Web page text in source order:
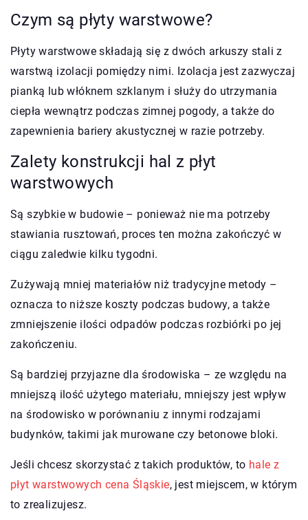
Czym są płyty warstwowe?
Płyty warstwowe składają się z dwóch arkuszy stali z
warstwą izolacji pomiędzy nimi. Izolacja jest zazwyczaj
pianką lub włóknem szklanym i służy do utrzymania
ciepła wewnątrz podczas zimnej pogody, a także do
zapewnienia bariery akustycznej w razie potrzeby.
Zalety konstrukcji hal z płyt
warstwowych
Są szybkie w budowie – ponieważ nie ma potrzeby
stawiania rusztowań, proces ten można zakończyć w
ciągu zaledwie kilku tygodni.
Zużywają mniej materiałów niż tradycyjne metody –
oznacza to niższe koszty podczas budowy, a także
zmniejszenie ilości odpadów podczas rozbiórki po jej
zakończeniu.
Są bardziej przyjazne dla środowiska – ze względu na
mniejszą ilość użytego materiału, mniejszy jest wpływ
na środowisko w porównaniu z innymi rodzajami
budynków, takimi jak murowane czy betonowe bloki.
Jeśli chcesz skorzystać z takich produktów, to hale z
płyt warstwowych cena Śląskie, jest miejscem, w którym
to zrealizujesz.